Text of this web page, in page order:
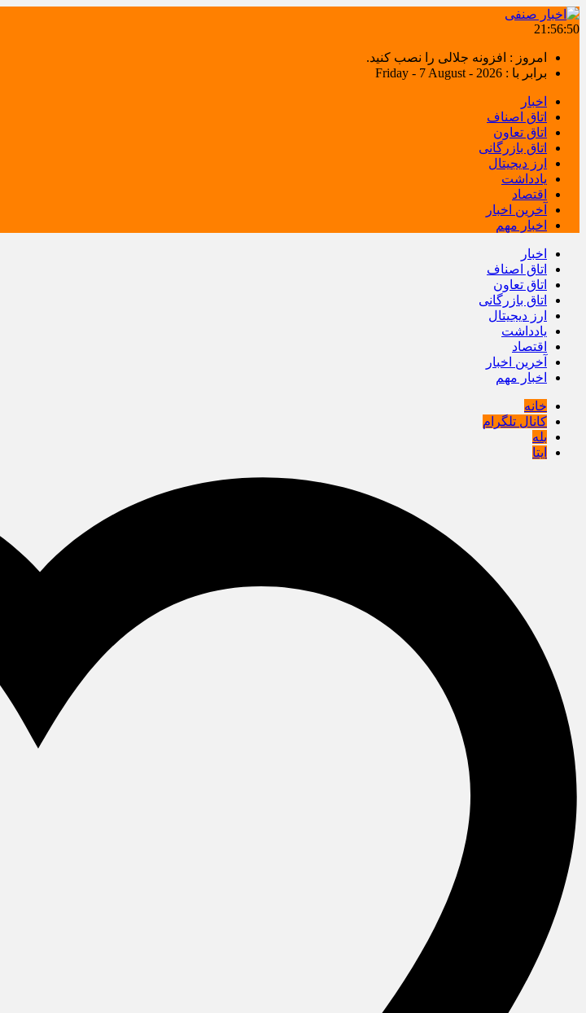
21:56:51
امروز : افزونه جلالی را نصب کنید.
برابر با : Friday - 7 August - 2026
اخبار
اتاق اصناف
اتاق تعاون
اتاق بازرگانی
ارز دیجیتال
یادداشت
اقتصاد
آخرین اخبار
اخبار مهم
اخبار
اتاق اصناف
اتاق تعاون
اتاق بازرگانی
ارز دیجیتال
یادداشت
اقتصاد
آخرین اخبار
اخبار مهم
خانه
کانال تلگرام
بله
ایتا